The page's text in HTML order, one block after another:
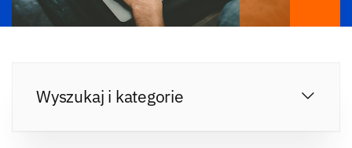
Wyszukaj i kategorie